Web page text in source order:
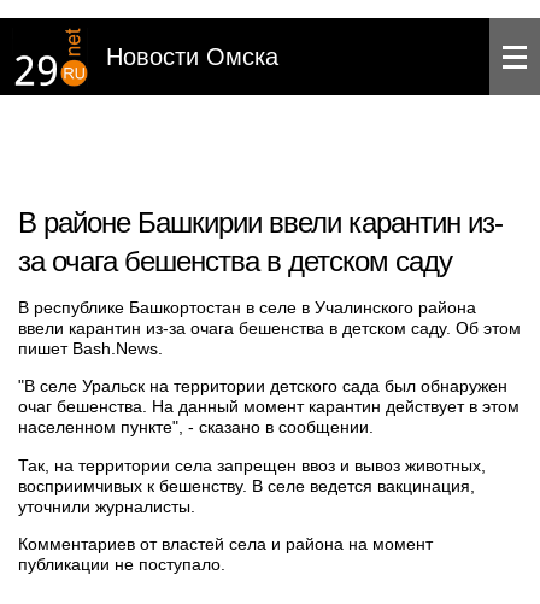
Новости Омска
В районе Башкирии ввели карантин из-
за очага бешенства в детском саду
В республике Башкортостан в селе в Учалинского района
ввели карантин из-за очага бешенства в детском саду. Об этом
пишет Bash.News.
"В селе Уральск на территории детского сада был обнаружен
очаг бешенства. На данный момент карантин действует в этом
населенном пункте", - сказано в сообщении.
Так, на территории села запрещен ввоз и вывоз животных,
восприимчивых к бешенству. В селе ведется вакцинация,
уточнили журналисты.
Комментариев от властей села и района на момент
публикации не поступало.